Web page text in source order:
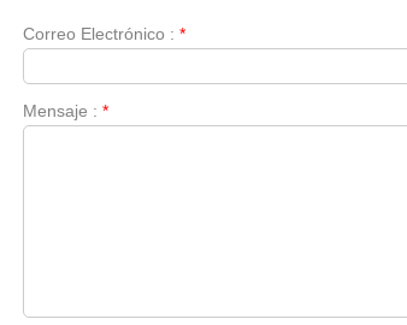
Correo Electrónico :*
Mensaje :*